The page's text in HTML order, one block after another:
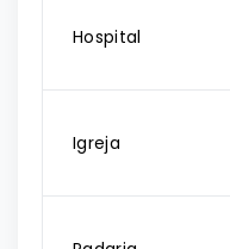
Hospital
Igreja